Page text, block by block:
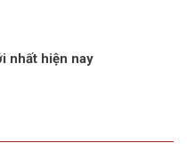
nhất hiện nay